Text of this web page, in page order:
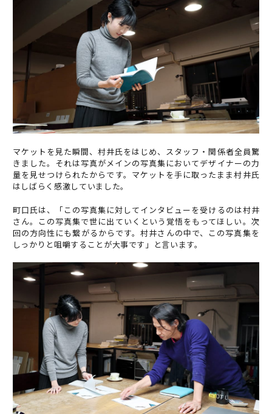
マケットを見た瞬間、村井氏をはじめ、スタッフ・関係者全員驚
きました。それは写真がメインの写真集においてデザイナーの力
量を見せつけられたからです。マケットを手に取ったまま村井氏
はしばらく感激していました。
町口氏は、「この写真集に対してインタビューを受けるのは村井
さん。この写真集で世に出ていくという覚悟をもってほしい。次
回の方向性にも繋がるからです。村井さんの中で、この写真集を
しっかりと咀嚼することが大事です」と言います。